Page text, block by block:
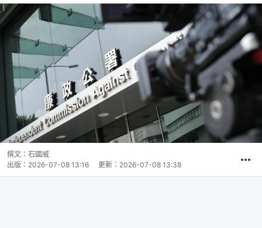
撰文： 石國威
出版： 2026-07-08 13:16 更新： 2026-07-08 13:38